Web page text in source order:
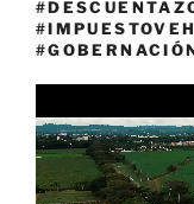
de
vídeo